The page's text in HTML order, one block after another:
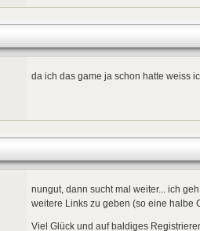
da ich das game ja schon hatte weiss
nungut, dann sucht mal weiter... ich
weitere Links zu geben (so eine halbe
Viel Glück und auf baldiges